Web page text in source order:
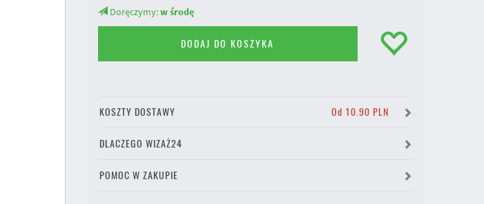
Doręczymy:w środę
DODAJ DO KOSZYKA
KOSZTY DOSTAWY Od 10.90 PLN
DLACZEGO WIZAŻ24
POMOC W ZAKUPIE